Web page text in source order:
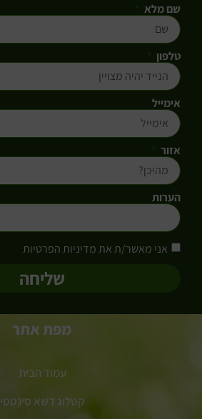
שם מלא
טלפון
אימייל
אזור
הערות
אני מאשר/ת את מדיניות הפרטיות
שליחה
מפת אתר
עמוד הבית
קטלוג דשא סינטטי